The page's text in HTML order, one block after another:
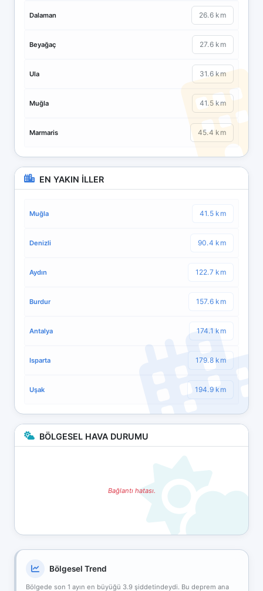
Dalaman 26.6 km
Beyağaç 27.6 km
Ula 31.6 km
Muğla 41.5 km
Marmaris 45.4 km
EN YAKIN İLLER
Muğla 41.5 km
Denizli 90.4 km
Aydın 122.7 km
Burdur 157.6 km
Antalya 174.1 km
Isparta 179.8 km
Uşak 194.9 km
BÖLGESEL HAVA DURUMU
Bağlantı hatası.
Bölgesel Trend
Bölgede son 1 ayın en büyüğü 3.9 şiddetindeydi. Bu deprem ana